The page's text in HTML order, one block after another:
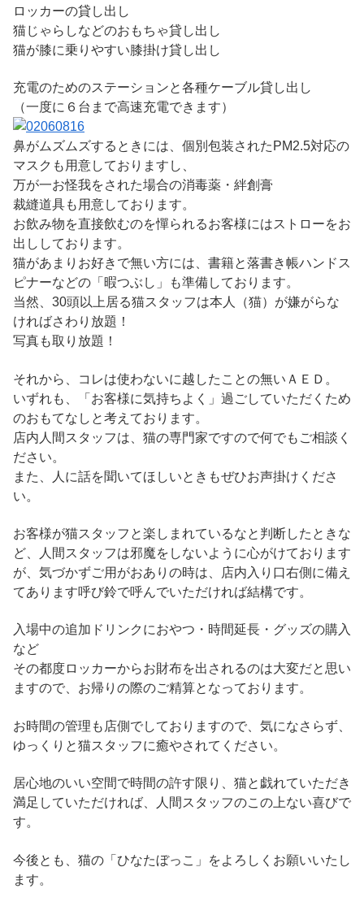
ロッカーの貸し出し
猫じゃらしなどのおもちゃ貸し出し
猫が膝に乗りやすい膝掛け貸し出し
充電のためのステーションと各種ケーブル貸し出し
（一度に６台まで高速充電できます）
鼻がムズムズするときには、個別包装されたPM2.5対応の
マスクも用意しておりますし、
万が一お怪我をされた場合の消毒薬・絆創膏
裁縫道具も用意しております。
お飲み物を直接飲むのを憚られるお客様にはストローをお
出ししております。
猫があまりお好きで無い方には、書籍と落書き帳ハンドス
ピナーなどの「暇つぶし」も準備しております。
当然、30頭以上居る猫スタッフは本人（猫）が嫌がらな
ければさわり放題！
写真も取り放題！
それから、コレは使わないに越したことの無いＡＥＤ。
いずれも、「お客様に気持ちよく」過ごしていただくため
のおもてなしと考えております。
店内人間スタッフは、猫の専門家ですので何でもご相談く
ださい。
また、人に話を聞いてほしいときもぜひお声掛けくださ
い。
お客様が猫スタッフと楽しまれているなと判断したときな
ど、人間スタッフは邪魔をしないように心がけております
が、気づかずご用がおありの時は、店内入り口右側に備え
てあります呼び鈴で呼んでいただければ結構です。
入場中の追加ドリンクにおやつ・時間延長・グッズの購入
など
その都度ロッカーからお財布を出されるのは大変だと思い
ますので、お帰りの際のご精算となっております。
お時間の管理も店側でしておりますので、気になさらず、
ゆっくりと猫スタッフに癒やされてください。
居心地のいい空間で時間の許す限り、猫と戯れていただき
満足していただければ、人間スタッフのこの上ない喜びで
す。
今後とも、猫の「ひなたぼっこ」をよろしくお願いいたし
ます。